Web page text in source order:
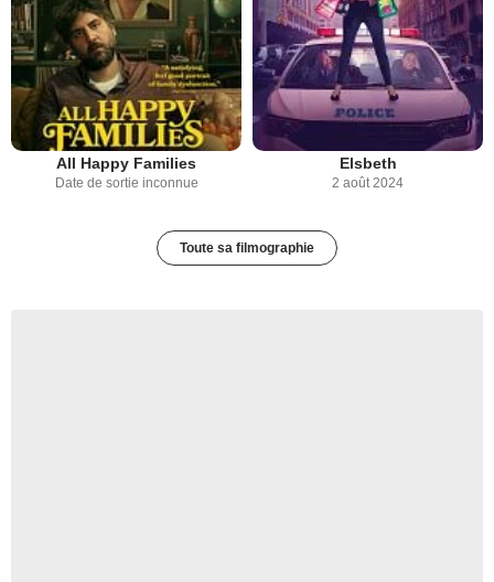
All Happy Families
Date de sortie inconnue
Elsbeth
2 août 2024
Toute sa filmographie